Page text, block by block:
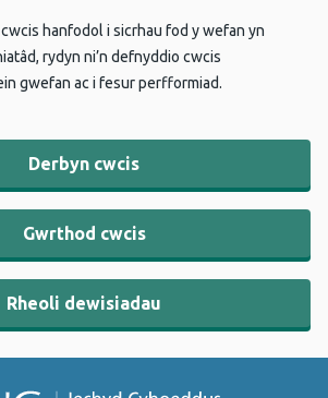
hanfodol i sicrhau fod y wefan yn
rydyn ni’n defnyddio cwcis
gwefan ac i fesur perfformiad.
Derbyn cwcis
Gwrthod cwcis
Rheoli dewisiadau